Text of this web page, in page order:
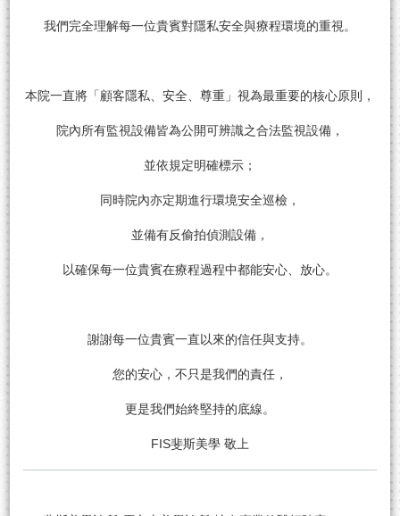
我們完全理解每一位貴賓對隱私安全與療程環境的重視。
本院一直將「顧客隱私、安全、尊重」視為最重要的核心原則，
院內所有監視設備皆為公開可辨識之合法監視設備，
並依規定明確標示；
同時院內亦定期進行環境安全巡檢，
並備有反偷拍偵測設備，
以確保每一位貴賓在療程過程中都能安心、放心。
謝謝每一位貴賓一直以來的信任與支持。
您的安心，不只是我們的責任，
更是我們始終堅持的底線。
FIS斐斯美學 敬上